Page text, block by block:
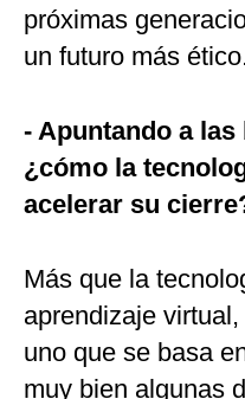
próximas
un futuro más
- Apuntando a
¿cómo la
acelerar su
Más que la
aprendizaje
uno que se basa
muy bien algunas